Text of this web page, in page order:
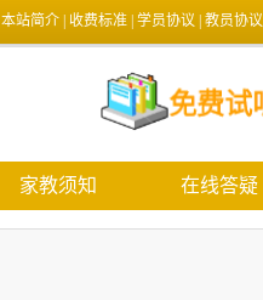
本站简介 收费标准 学员协议 教员协议
家教须知 在线答疑